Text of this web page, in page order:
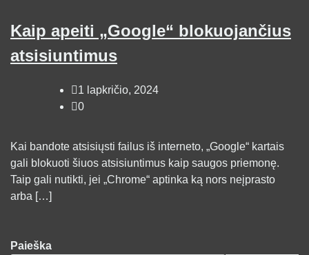
Kaip apeiti „Google“ blokuojančius
atsisiuntimus
1 lapkričio, 2024
0
Kai bandote atsisiųsti failus iš interneto, „Google“ kartais
gali blokuoti šiuos atsisiuntimus kaip saugos priemonę.
Taip gali nutikti, jei „Chrome“ aptinka ką nors neįprasto
arba […]
Paieška